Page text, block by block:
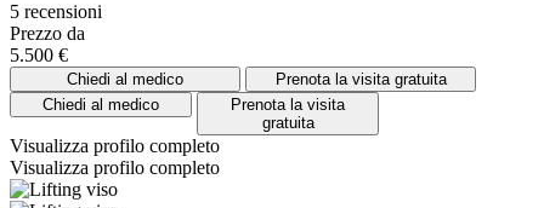
5 recensioni
Prezzo da
5.500 €
Chiedi al medico
Prenota la visita gratuita
Chiedi al medico
Prenota la visita
gratuita
Visualizza profilo completo
Visualizza profilo completo